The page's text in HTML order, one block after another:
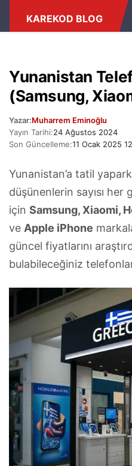
ELEKTRONIK EŞYA
KAREKOD BLOG
Yunanistan
(Samsung,
Yazar:Muharrem Eminoğlu
Yayın Tarihi:24 Ağustos 2024
Son Güncelleme:11 Ocak 2025
Yunanistan’a tatil
düşünenlerin sayısı her
için Samsung, Xiaomi,
ve Apple iPhone
güncel fiyatlarını
bulabileceğiniz